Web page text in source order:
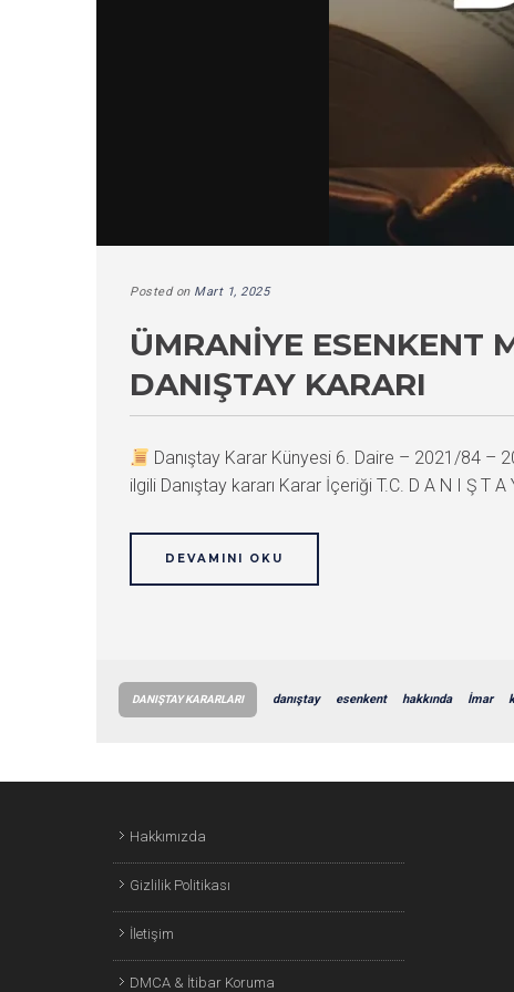
Posted on Mart 1, 2025
ÜMRANIYE ESENKENT
DANIŞTAY KARARI
Danıştay Karar Künyesi 6. Daire – 2021/84 –
ilgili Danıştay kararı Karar İçeriği T.C. D A N I Ş T
DEVAMINI OKU
DANIŞTAY KARARLARI danıştay esenkent hakkında İmar
Hakkımızda
Gizlilik Politikası
İletişim
DMCA & İtibar Koruma